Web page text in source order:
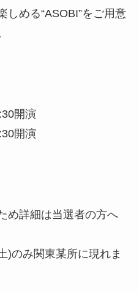
しめる“ASOBI”をご用意
開演
開演
め詳細は当選者の方へ
)のみ関東某所に現れま